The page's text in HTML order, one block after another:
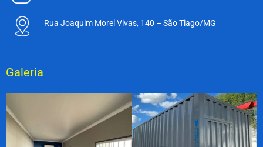
Rua Joaquim Morel Vivas, 140 – São Tiago/MG
Galeria